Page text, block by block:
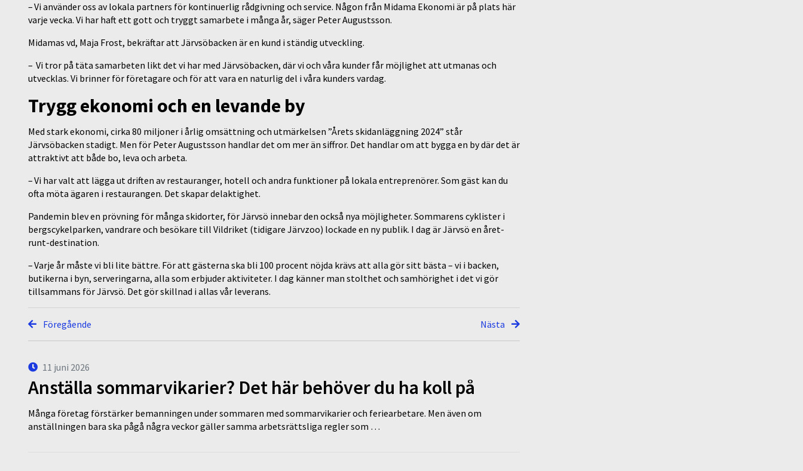
– Vi använder oss av lokala partners för kontinuerlig rådgivning och service. Någon från Midama Ekonomi är på plats här
varje vecka. Vi har haft ett gott och tryggt samarbete i många år, säger Peter Augustsson.
Midamas vd, Maja Frost, bekräftar att Järvsöbacken är en kund i ständig utveckling.
– Vi tror på täta samarbeten likt det vi har med Järvsöbacken, där vi och våra kunder får möjlighet att utmanas och
utvecklas. Vi brinner för företagare och för att vara en naturlig del i våra kunders vardag.
Trygg ekonomi och en levande by
Med stark ekonomi, cirka 80 miljoner i årlig omsättning och utmärkelsen ”Årets skidanläggning 2024” står
Järvsöbacken stadigt. Men för Peter Augustsson handlar det om mer än siffror. Det handlar om att bygga en by där det är
attraktivt att både bo, leva och arbeta.
– Vi har valt att lägga ut driften av restauranger, hotell och andra funktioner på lokala entreprenörer. Som gäst kan du
ofta möta ägaren i restaurangen. Det skapar delaktighet.
Pandemin blev en prövning för många skidorter, för Järvsö innebar den också nya möjligheter. Sommarens cyklister i
bergscykelparken, vandrare och besökare till Vildriket (tidigare Järvzoo) lockade en ny publik. I dag är Järvsö en året-
runt-destination.
– Varje år måste vi bli lite bättre. För att gästerna ska bli 100 procent nöjda krävs att alla gör sitt bästa – vi i backen,
butikerna i byn, serveringarna, alla som erbjuder aktiviteter. I dag känner man stolthet och samhörighet i det vi gör
tillsammans för Järvsö. Det gör skillnad i allas vår leverans.
Föregående Nästa
11 juni 2026
Anställa sommarvikarier? Det här behöver du ha koll på
Många företag förstärker bemanningen under sommaren med sommarvikarier och feriearbetare. Men även om
anställningen bara ska pågå några veckor gäller samma arbetsrättsliga regler som …